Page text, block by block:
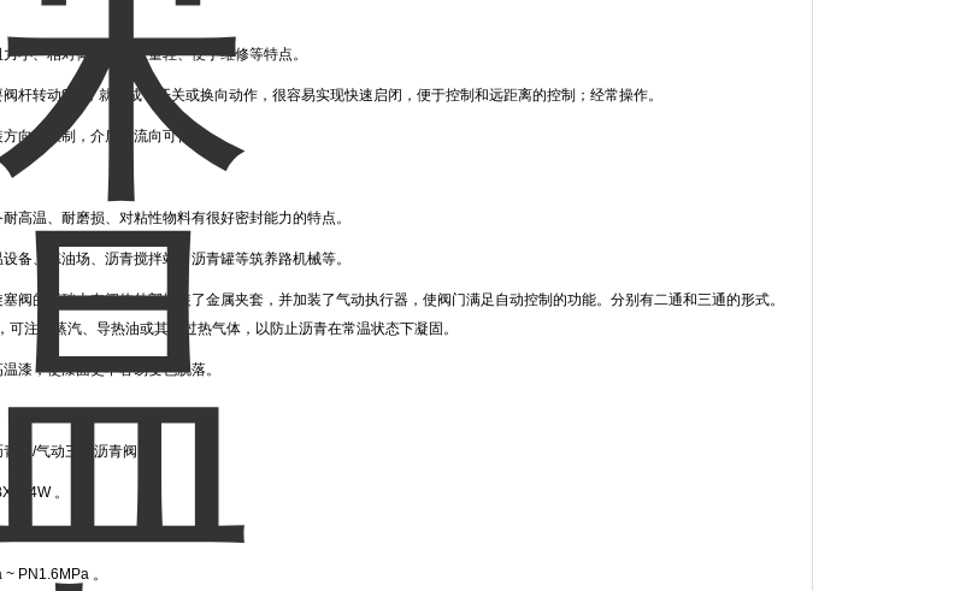
小、相对体积小、重量轻、便于维修等特点。
杆转动90°，就完成了开关或换向动作，很容易实现快速启闭，便于控制和远距离的控制；经常操作。
向的限制，介质的流向可任意。
高温、耐磨损、对粘性物料有很好密封能力的特点。
备、炼油场、沥青搅拌站、沥青罐等筑养路机械等。
阀的基础上在阀体外部焊装了金属夹套，并加装了气动执行器，使阀门满足自动控制的功能。分别有二通和三通的形式。
可注入蒸汽、导热油或其它过热气体，以防止沥青在常温状态下凝固。
漆，使漆面更不容易变色脱落。
阀/气动三通沥青阀 。
。
。
~ PN1.6MPa 。